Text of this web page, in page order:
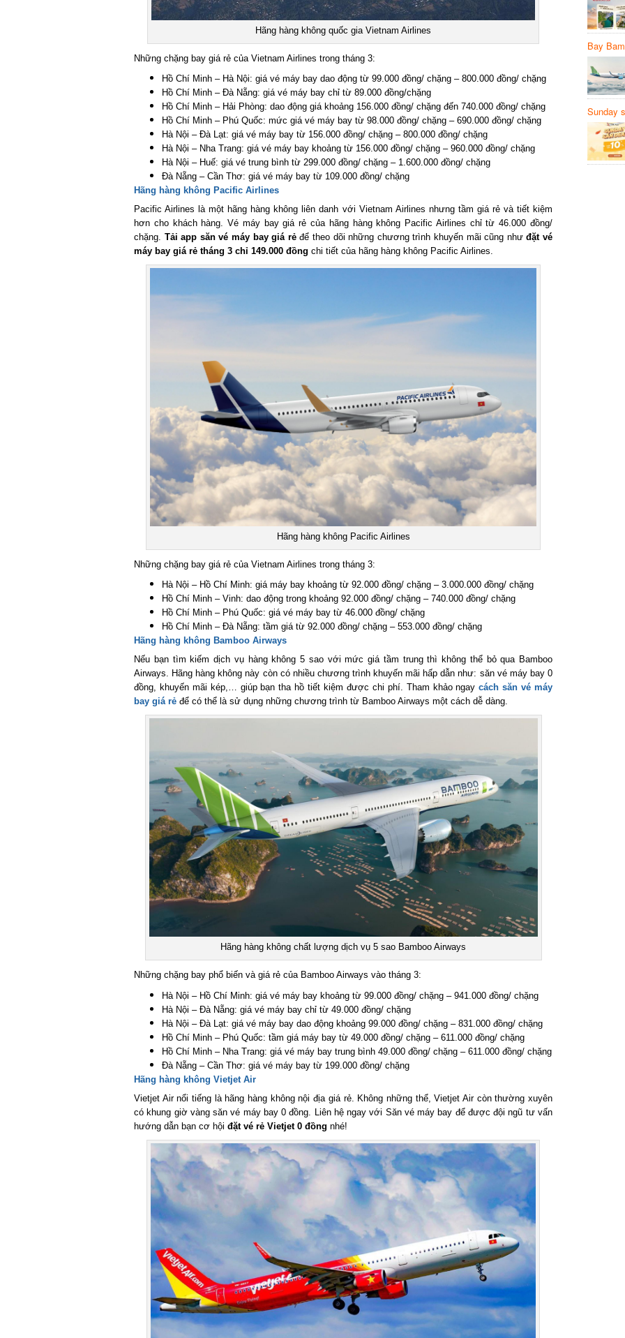
Hãng hàng không quốc gia Vietnam Airlines
Những chặng bay giá rẻ của Vietnam Airlines trong tháng 3:
Hồ Chí Minh – Hà Nội: giá vé máy bay dao động từ 99.000 đồng/ chặng – 800.000 đồng/ chặng
Hồ Chí Minh – Đà Nẵng: giá vé máy bay chỉ từ 89.000 đồng/chặng
Hồ Chí Minh – Hải Phòng: dao động giá khoảng 156.000 đồng/ chặng đến 740.000 đồng/ chặng
Hồ Chí Minh – Phú Quốc: mức giá vé máy bay từ 98.000 đồng/ chặng – 690.000 đồng/ chặng
Hà Nội – Đà Lạt: giá vé máy bay từ 156.000 đồng/ chặng – 800.000 đồng/ chặng
Hà Nội – Nha Trang: giá vé máy bay khoảng từ 156.000 đồng/ chặng – 960.000 đồng/ chặng
Hà Nội – Huế: giá vé trung bình từ 299.000 đồng/ chặng – 1.600.000 đồng/ chặng
Đà Nẵng – Cần Thơ: giá vé máy bay từ 109.000 đồng/ chặng
Hãng hàng không Pacific Airlines
Pacific Airlines là một hãng hàng không liên danh với Vietnam Airlines nhưng tầm giá rẻ và tiết kiệm
hơn cho khách hàng. Vé máy bay giá rẻ của hãng hàng không Pacific Airlines chỉ từ 46.000 đồng/
chặng.Tải app săn vé máy bay giá rẻđể theo dõi những chương trình khuyến mãi cũng nhưđặt vé
máy bay giá rẻ tháng 3 chỉ 149.000 đồngchi tiết của hãng hàng không Pacific Airlines.
Hãng hàng không Pacific Airlines
Những chặng bay giá rẻ của Vietnam Airlines trong tháng 3:
Hà Nội – Hồ Chí Minh: giá máy bay khoảng từ 92.000 đồng/ chặng – 3.000.000 đồng/ chặng
Hồ Chí Minh – Vinh: dao động trong khoảng 92.000 đồng/ chặng – 740.000 đồng/ chặng
Hồ Chí Minh – Phú Quốc: giá vé máy bay từ 46.000 đồng/ chặng
Hồ Chí Minh – Đà Nẵng: tầm giá từ 92.000 đồng/ chặng – 553.000 đồng/ chặng
Hãng hàng không Bamboo Airways
Nếu bạn tìm kiếm dịch vụ hàng không 5 sao với mức giá tầm trung thì không thể bỏ qua Bamboo
Airways. Hãng hàng không này còn có nhiều chương trình khuyến mãi hấp dẫn như: săn vé máy bay 0
đồng, khuyến mãi kép,… giúp bạn tha hồ tiết kiệm được chi phí. Tham khảo ngaycách săn vé máy
bay giá rẻđể có thể là sử dụng những chương trình từ Bamboo Airways một cách dễ dàng.
Hãng hàng không chất lượng dịch vụ 5 sao Bamboo Airways
Những chặng bay phổ biến và giá rẻ của Bamboo Airways vào tháng 3:
Hà Nội – Hồ Chí Minh: giá vé máy bay khoảng từ 99.000 đồng/ chặng – 941.000 đồng/ chặng
Hà Nội – Đà Nẵng: giá vé máy bay chỉ từ 49.000 đồng/ chặng
Hà Nội – Đà Lạt: giá vé máy bay dao động khoảng 99.000 đồng/ chặng – 831.000 đồng/ chặng
Hồ Chí Minh – Phú Quốc: tầm giá máy bay từ 49.000 đồng/ chặng – 611.000 đồng/ chặng
Hồ Chí Minh – Nha Trang: giá vé máy bay trung bình 49.000 đồng/ chặng – 611.000 đồng/ chặng
Đà Nẵng – Cần Thơ: giá vé máy bay từ 199.000 đồng/ chặng
Hãng hàng không Vietjet Air
Vietjet Air nổi tiếng là hãng hàng không nội địa giá rẻ. Không những thể, Vietjet Air còn thường xuyên
có khung giờ vàng săn vé máy bay 0 đồng. Liên hệ ngay với Săn vé máy bay để được đội ngũ tư vấn
hướng dẫn bạn cơ hộiđặt vé rẻ Vietjet 0 đồngnhé!
Bay
Sunday